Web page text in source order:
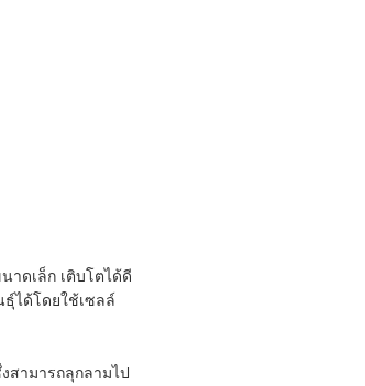
าดเล็ก เติบโตได้ดี
ได้โดยใช้เซลล์
สามารถลุกลามไป